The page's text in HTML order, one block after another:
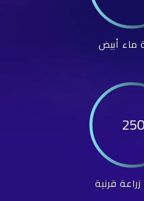
ماء أبيض
250
قرنية